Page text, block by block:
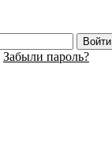
Войти
Забыли пароль?